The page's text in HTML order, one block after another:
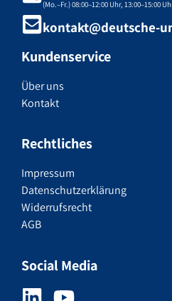
(Mo.–Fr.) 08:00–12:00 Uhr, 13:00–15:00
kontakt@deutsche-
Kundenservice
Über uns
Kontakt
Rechtliches
Impressum
Datenschutzerklärung
Widerrufsrecht
AGB
Social Media